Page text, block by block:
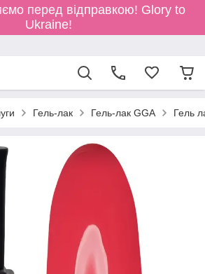
перед відправкою! Glory to
Ukraine!
Гель-лак Гель-лак GGA Гель